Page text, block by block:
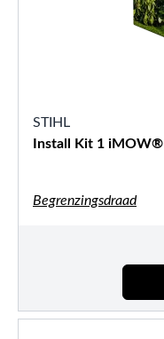
STIHL
Install Kit 1 iMOW®
Begrenzingsdraad